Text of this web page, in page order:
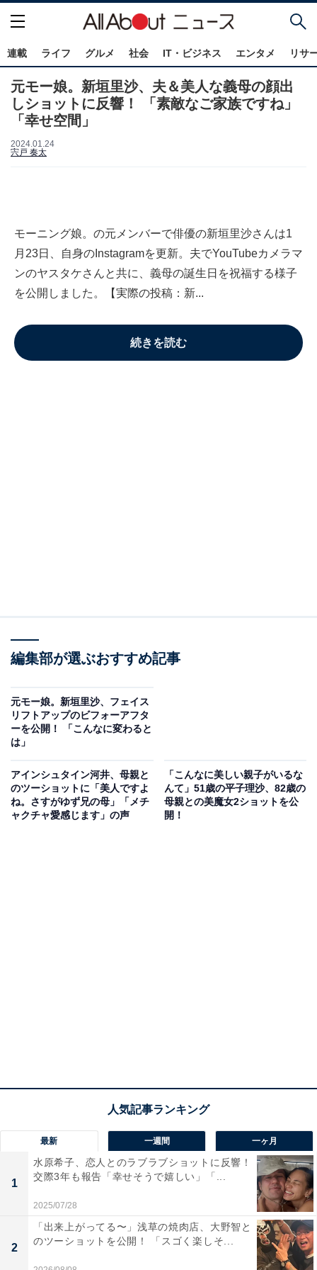
連載 ライフ グルメ 社会 IT・ビジネス エンタメ リサ
元モー娘。新垣里沙、夫＆美人な義母の顔出
しショットに反響！ 「素敵なご家族ですね」
「幸せ空間」
2024.01.24
宍戸 奏太
モーニング娘。の元メンバーで俳優の新垣里沙さんは1
月23日、自身のInstagramを更新。夫でYouTubeカメラマ
ンのヤスタケさんと共に、義母の誕生日を祝福する様子
を公開しました。【実際の投稿：新...
続きを読む
編集部が選ぶおすすめ記事
元モー娘。新垣里沙、フェイス
リフトアップのビフォーアフタ
ーを公開！ 「こんなに変わると
は」
アインシュタイン河井、母親と
のツーショットに「美人ですよ
ね。さすがゆず兄の母」「メチ
ャクチャ愛感じます」の声
「こんなに美しい親子がいるな
んて」51歳の平子理沙、82歳の
母親との美魔女2ショットを公
開！
最新 一週間 一ヶ月
1
水原希子、恋人とのラブラブショットに反響！
交際3年も報告「幸せそうで嬉しい」「...
2025/07/28
2
「出来上がってる〜」浅草の焼肉店、大野智と
のツーショットを公開！ 「スゴく楽しそ...